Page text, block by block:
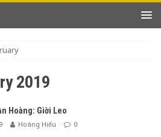
2019
Hoàng: Giời Leo
Hoàng Hiếu 0